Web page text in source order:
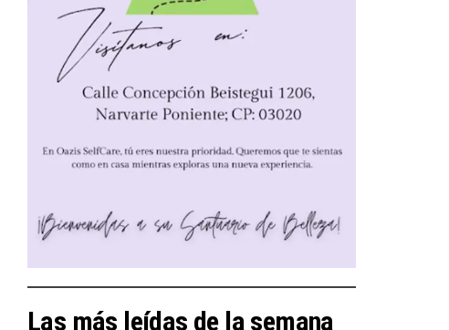
Las más leídas de la semana